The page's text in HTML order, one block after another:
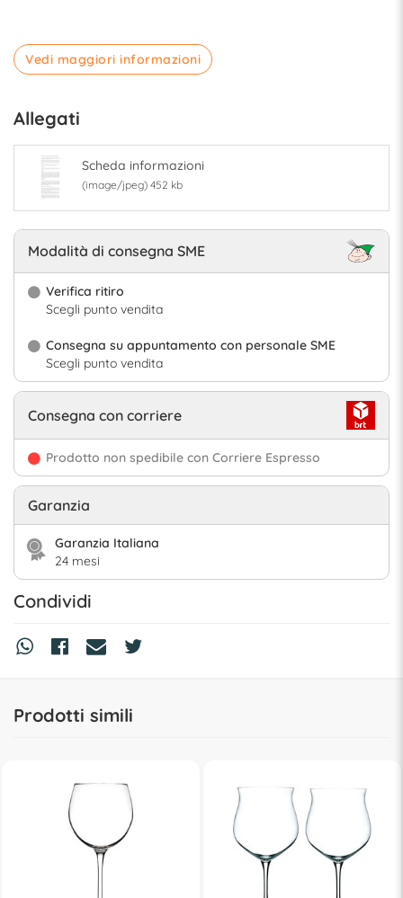
Vedi maggiori informazioni
Allegati
Scheda informazioni
(image/jpeg) 452 kb
Modalità di consegna SME
Verifica ritiro
Scegli punto vendita
Consegna su appuntamento con personale SME
Scegli punto vendita
Consegna con corriere
Prodotto non spedibile con Corriere Espresso
Garanzia
Garanzia Italiana
24 mesi
Condividi
Prodotti simili